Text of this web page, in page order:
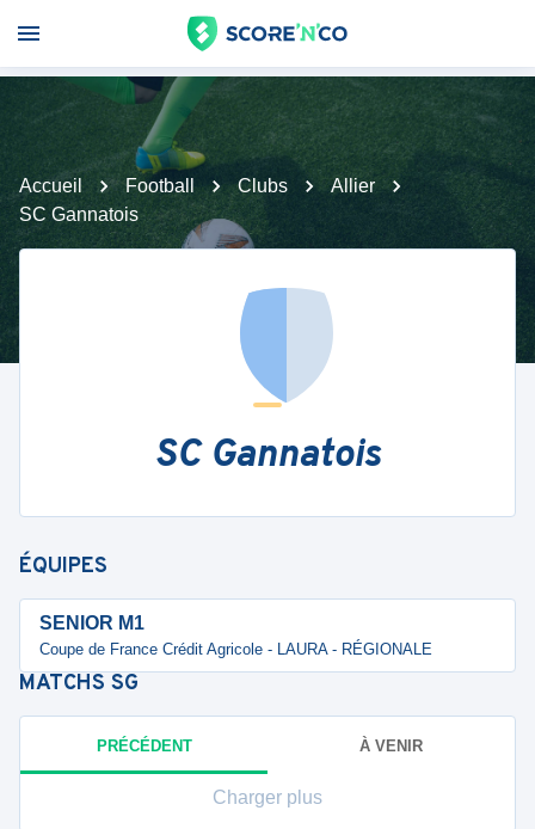
Accueil Football Clubs
Allier
SC Gannatois
SC Gannatois
ÉQUIPES
SENIOR M1
Coupe de France Crédit Agricole - LAURA - RÉGIONALE
MATCHS SG
PRÉCÉDENT À VENIR
Charger plus